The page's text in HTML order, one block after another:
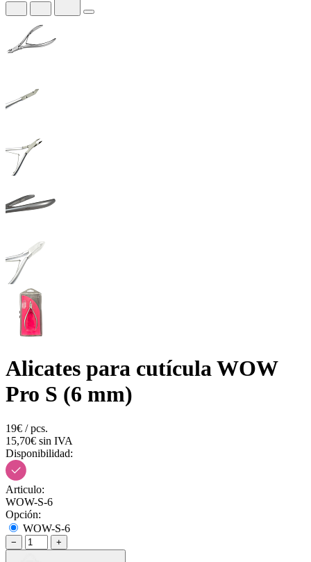
Alicates para cutícula WOW
Pro S (6 mm)
19€ / pcs.
15,70€ sin IVA
Disponibilidad:
Articulo:
WOW-S-6
Opción:
WOW-S-6
− +